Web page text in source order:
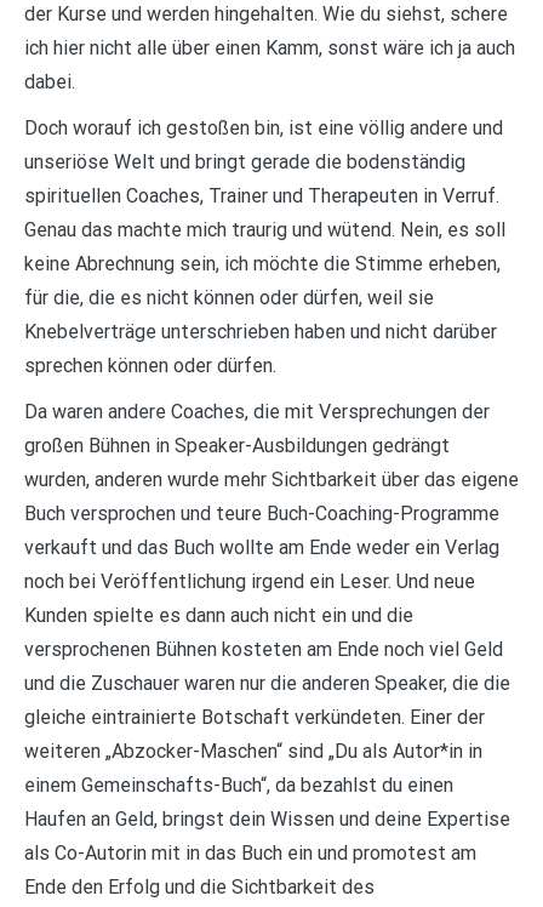
der Kurse und werden hingehalten. Wie du siehst, schere
ich hier nicht alle über einen Kamm, sonst wäre ich ja auch
dabei.
Doch worauf ich gestoßen bin, ist eine völlig andere und
unseriöse Welt und bringt gerade die bodenständig
spirituellen Coaches, Trainer und Therapeuten in Verruf.
Genau das machte mich traurig und wütend. Nein, es soll
keine Abrechnung sein, ich möchte die Stimme erheben,
für die, die es nicht können oder dürfen, weil sie
Knebelverträge unterschrieben haben und nicht darüber
sprechen können oder dürfen.
Da waren andere Coaches, die mit Versprechungen der
großen Bühnen in Speaker-Ausbildungen gedrängt
wurden, anderen wurde mehr Sichtbarkeit über das eigene
Buch versprochen und teure Buch-Coaching-Programme
verkauft und das Buch wollte am Ende weder ein Verlag
noch bei Veröffentlichung irgend ein Leser. Und neue
Kunden spielte es dann auch nicht ein und die
versprochenen Bühnen kosteten am Ende noch viel Geld
und die Zuschauer waren nur die anderen Speaker, die die
gleiche eintrainierte Botschaft verkündeten. Einer der
weiteren „Abzocker-Maschen“ sind „Du als Autor*in in
einem Gemeinschafts-Buch“, da bezahlst du einen
Haufen an Geld, bringst dein Wissen und deine Expertise
als Co-Autorin mit in das Buch ein und promotest am
Ende den Erfolg und die Sichtbarkeit des